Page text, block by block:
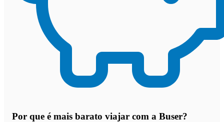
Por que é mais barato viajar com a Buser?